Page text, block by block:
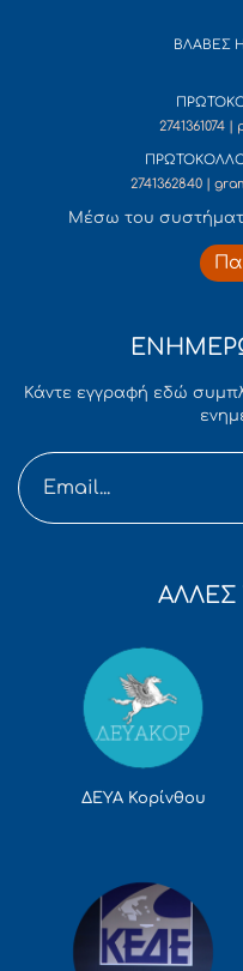
ΒΛΑΒΕΣ
2741361074
2741362840 |
Mέσω του
Κάντε εγγραφή εδώ
ΑΛΛΕΣ
ΔΕΥΑ Κορίνθου